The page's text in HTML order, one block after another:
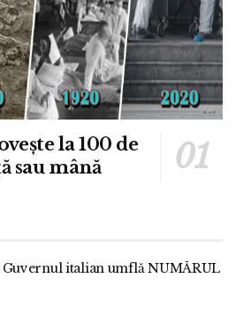
la 100 de
sau mână
Guvernul italian umflă NUMĂRUL